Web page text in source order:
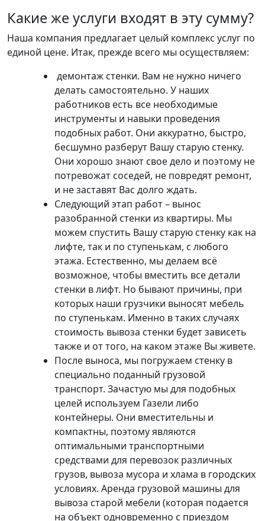
Какие же услуги входят в эту сумму?
Наша компания предлагает целый комплекс услуг по
единой цене. Итак, прежде всего мы осуществляем:
демонтаж стенки. Вам не нужно ничего
делать самостоятельно. У наших
работников есть все необходимые
инструменты и навыки проведения
подобных работ. Они аккуратно, быстро,
бесшумно разберут Вашу старую стенку.
Они хорошо знают свое дело и поэтому не
потревожат соседей, не повредят ремонт,
и не заставят Вас долго ждать.
Следующий этап работ – вынос
разобранной стенки из квартиры. Мы
можем спустить Вашу старую стенку как на
лифте, так и по ступенькам, с любого
этажа. Естественно, мы делаем всё
возможное, чтобы вместить все детали
стенки в лифт. Но бывают причины, при
которых наши грузчики выносят мебель
по ступенькам. Именно в таких случаях
стоимость вывоза стенки будет зависеть
также и от того, на каком этаже Вы живете.
После выноса, мы погружаем стенку в
специально поданный грузовой
транспорт. Зачастую мы для подобных
целей используем Газели либо
контейнеры. Они вместительны и
компактны, поэтому являются
оптимальными транспортными
средствами для перевозок различных
грузов, вывоза мусора и хлама в городских
условиях. Аренда грузовой машины для
вывоза старой мебели (которая подается
на объект одновременно с приездом